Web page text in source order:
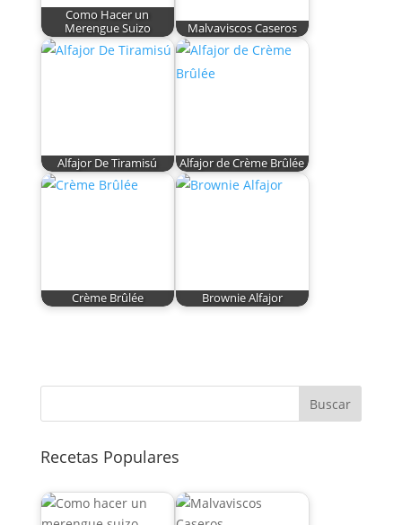
Como Hacer un
Merengue Suizo
Malvaviscos Caseros
Alfajor De Tiramisú Alfajor de Crème Brûlée
Crème Brûlée Brownie Alfajor
Buscar
Recetas Populares